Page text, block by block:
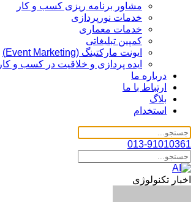
مشاور برنامه ریزی کسب و کار
خدمات نورپردازی
خدمات معماری
کمپین تبلیغاتی
ایونت مارکتینگ (Event Marketing)
ایده پردازی و خلاقیت در کسب و کار
درباره ما
ارتباط با ما
بلاگ
استخدام
013-91010361
اخبار تکنولوژی